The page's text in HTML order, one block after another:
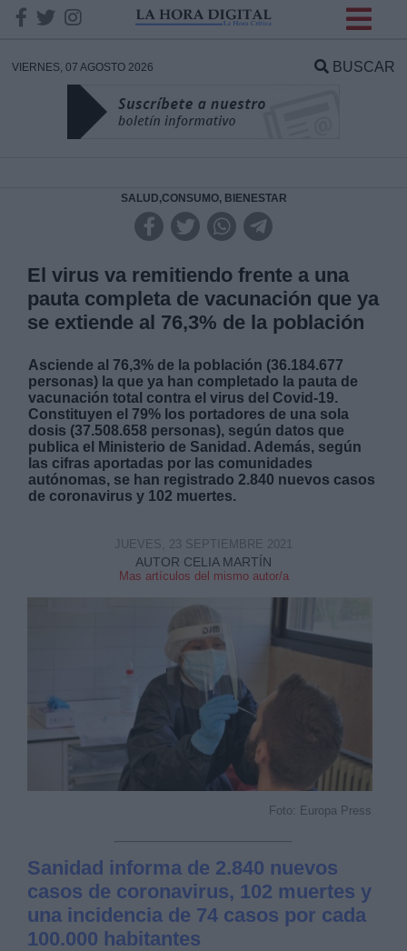
VIERNES, 07 AGOSTO 2026 BUSCAR
SALUD,CONSUMO, BIENESTAR
El virus va remitiendo frente a una
pauta completa de vacunación que ya
se extiende al 76,3% de la población
Asciende al 76,3% de la población (36.184.677
personas) la que ya han completado la pauta de
vacunación total contra el virus del Covid-19.
Constituyen el 79% los portadores de una sola
dosis (37.508.658 personas), según datos que
publica el Ministerio de Sanidad. Además, según
las cifras aportadas por las comunidades
autónomas, se han registrado 2.840 nuevos casos
de coronavirus y 102 muertes.
AUTOR CELIA MARTÍN
Mas artículos del mismo autor/a
JUEVES, 23 SEPTIEMBRE 2021
Foto: Europa Press
Sanidad informa de 2.840 nuevos
casos de coronavirus, 102 muertes y
una incidencia de 74 casos por cada
100.000 habitantes
DATOS
Responsable:
Legitimación:
Destinatarios:
link